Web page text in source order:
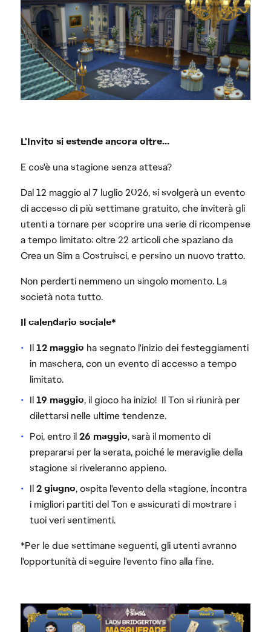
L'Invito si estende ancora oltre…
E cos'è una stagione senza attesa?
Dal 12 maggio al 7 luglio 2026, si svolgerà un evento
di accesso di più settimane gratuito, che inviterà gli
utenti a tornare per scoprire una serie di ricompense
a tempo limitato: oltre 22 articoli che spaziano da
Crea un Sim a Costruisci, e persino un nuovo tratto.
Non perderti nemmeno un singolo momento. La
società nota tutto.
Il calendario sociale*
Il12 maggio ha segnato l'inizio dei festeggiamenti
in maschera, con un evento di accesso a tempo
limitato.
Il19 maggio, il gioco ha inizio! Il Ton si riunirà per
dilettarsi nelle ultime tendenze.
Poi, entro il26 maggio, sarà il momento di
prepararsi per la serata, poiché le meraviglie della
stagione si riveleranno appieno.
Il2 giugno, ospita l'evento della stagione, incontra
i migliori partiti del Ton e assicurati di mostrare i
tuoi veri sentimenti.
*Per le due settimane seguenti, gli utenti avranno
l'opportunità di seguire l'evento fino alla fine.